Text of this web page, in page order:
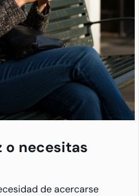
o necesitas
de acercarse